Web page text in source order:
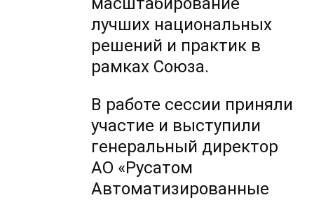
лучших национальных
решений и практик в
рамках Союза.
В работе сессии приняли
участие и выступили
генеральный директор
АО «Русатом
Автоматизированные